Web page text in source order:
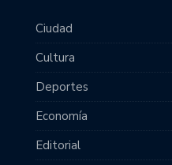
Ciudad
Cultura
Deportes
Economía
Editorial